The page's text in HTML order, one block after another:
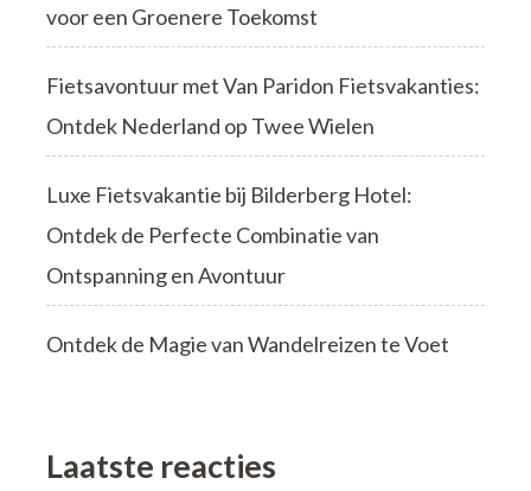
voor een Groenere Toekomst
Fietsavontuur met Van Paridon Fietsvakanties:
Ontdek Nederland op Twee Wielen
Luxe Fietsvakantie bij Bilderberg Hotel:
Ontdek de Perfecte Combinatie van
Ontspanning en Avontuur
Ontdek de Magie van Wandelreizen te Voet
Laatste reacties